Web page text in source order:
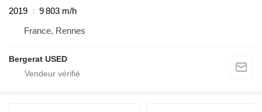
2019
9 803 m/h
France, Rennes
Bergerat USED